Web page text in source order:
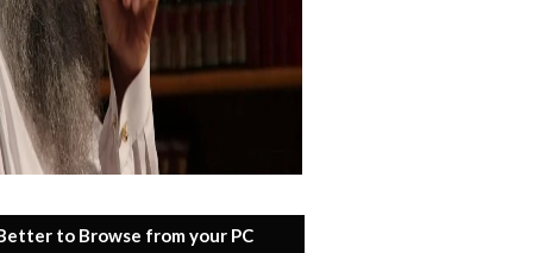
to Browse from your PC